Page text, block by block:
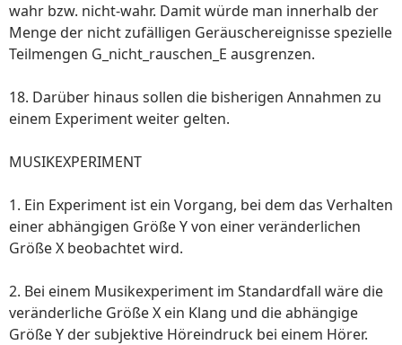
wahr bzw. nicht-wahr. Damit würde man innerhalb der
Menge der nicht zufälligen Geräuschereignisse spezielle
Teilmengen G_nicht_rauschen_E ausgrenzen.
18. Darüber hinaus sollen die bisherigen Annahmen zu
einem Experiment weiter gelten.
MUSIKEXPERIMENT
1. Ein Experiment ist ein Vorgang, bei dem das Verhalten
einer abhängigen Größe Y von einer veränderlichen
Größe X beobachtet wird.
2. Bei einem Musikexperiment im Standardfall wäre die
veränderliche Größe X ein Klang und die abhängige
Größe Y der subjektive Höreindruck bei einem Hörer.